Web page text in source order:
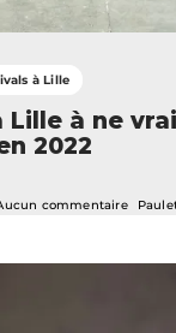
à Lille
Lille à ne
2022
commentaire